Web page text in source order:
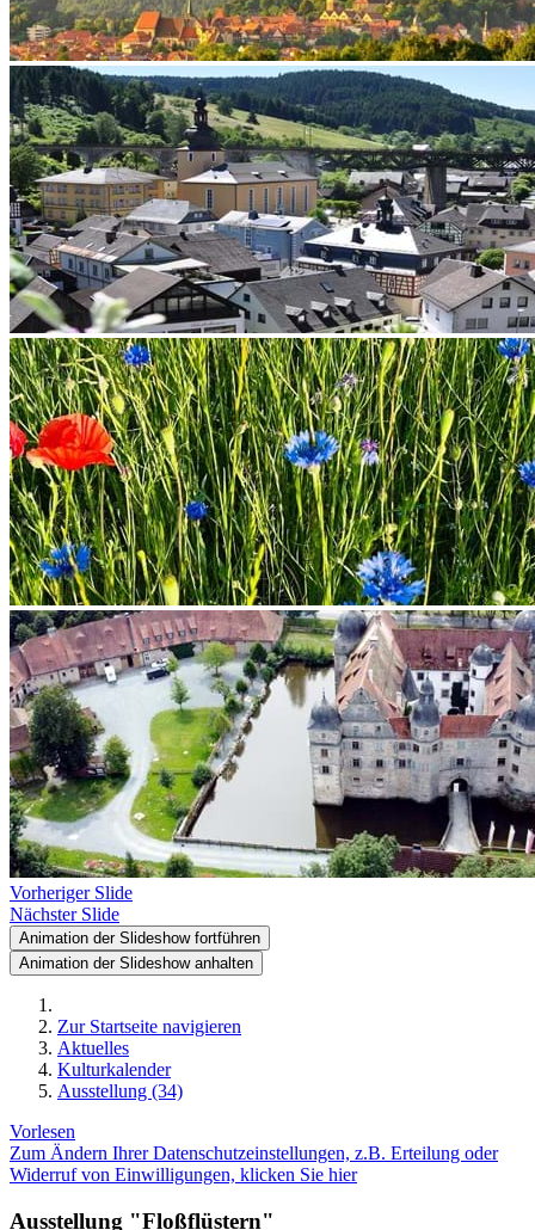
Vorheriger Slide
Nächster Slide
Animation der Slideshow fortführen
Animation der Slideshow anhalten
Zur Startseite navigieren
Aktuelles
Kulturkalender
Ausstellung (34)
Vorlesen
Zum Ändern Ihrer Datenschutzeinstellungen, z.B. Erteilung oder
Widerruf von Einwilligungen, klicken Sie hier
Ausstellung "Floßflüstern"